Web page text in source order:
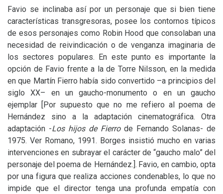
Favio se inclinaba así por un personaje que si bien tiene
características transgresoras, posee los contornos típicos
de esos personajes como Robin Hood que consolaban una
necesidad de reivindicación o de venganza imaginaria de
los sectores populares. En este punto es importante la
opción de Favio frente a la de Torre Nilsson, en la medida
en que Martín Fierro había sido convertido –a principios del
sigloXX– en un gaucho-monumento o en un gaucho
ejemplar [Por supuesto que no me refiero al poema de
Hernández sino a la adaptación cinematográfica. Otra
adaptación -Los hijos de Fierro de Fernando Solanas- de
1975. Ver Romano, 1991. Borges insistió mucho en varias
intervenciones en subrayar el carácter de “gaucho malo” del
personaje del poema de Hernández.]. Favio, en cambio, opta
por una figura que realiza acciones condenables, lo que no
impide que el director tenga una profunda empatía con